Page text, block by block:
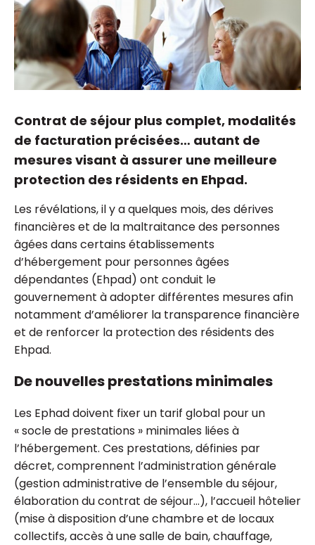
Contrat de séjour plus complet, modalités
de facturation précisées… autant de
mesures visant à assurer une meilleure
protection des résidents en Ehpad.
Les révélations, il y a quelques mois, des dérives
financières et de la maltraitance des personnes
âgées dans certains établissements
d’hébergement pour personnes âgées
dépendantes (Ehpad) ont conduit le
gouvernement à adopter différentes mesures afin
notamment d’améliorer la transparence financière
et de renforcer la protection des résidents des
Ehpad.
De nouvelles prestations minimales
Les Ephad doivent fixer un tarif global pour un
« socle de prestations » minimales liées à
l’hébergement. Ces prestations, définies par
décret, comprennent l’administration générale
(gestion administrative de l’ensemble du séjour,
élaboration du contrat de séjour...), l’accueil hôtelier
(mise à disposition d’une chambre et de locaux
collectifs, accès à une salle de bain, chauffage,